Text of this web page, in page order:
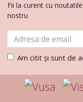
Fii la curent cu
nostru
Am citit şi sunt de